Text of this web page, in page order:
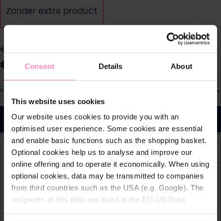
Consent Details About
This website uses cookies
Our website uses cookies to provide you with an
optimised user experience. Some cookies are essential
and enable basic functions such as the shopping basket.
Optional cookies help us to analyse and improve our
online offering and to operate it economically. When using
optional cookies, data may be transmitted to companies
from third countries such as the USA (e.g. Google). The
recipients of this data are listed in the EU-US Data
Zonder extra product
€ 160,60
€ 139,00 Prijzen incl. BTW en excl.
verzendkosten
In de winkelmand
Beschikbaar, levertijd: 1-4 dagen
Gratis verzending vanaf € 59,-
Gemakkelijke en veilige betaling